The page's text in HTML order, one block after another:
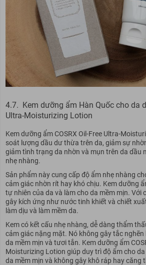
4.7. Kem dưỡng ẩm Hàn Quốc cho da
Ultra-Moisturizing Lotion
Kem dưỡng ẩm COSRX Oil-Free Ultra-
soát lượng dầu dư thừa trên da, giảm sự
giảm tình trạng da nhờn và mụn trên da dầu
nhẹ nhàng.
Sản phẩm này cung cấp độ ẩm nhẹ nhàng
cảm giác nhờn rít hay khó chịu. Kem dưỡng
tự nhiên của da và làm cho da mềm mịn. Với
gây kích ứng như nước tinh khiết và chiết
làm dịu và làm mềm da.
Kem có kết cấu nhẹ nhàng, dễ dàng thẩm
cảm giác nặng mặt. Nó không gây tắc nghẽn
da mềm mịn và tươi tắn. Kem dưỡng ẩm
Moisturizing Lotion giúp duy trì độ ẩm cho
da mềm mịn và không gây khô ráp hay căng